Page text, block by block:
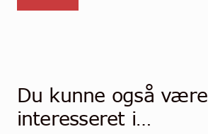
Du kunne også være
interesseret i…